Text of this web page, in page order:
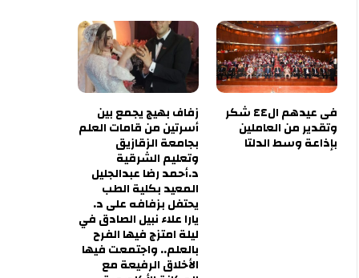
فى عيدهم ال٤٤ شكر
وتقدير من العاملين
بإذاعة وسط الدلتا
زفاف بهيج يجمع بين
أسرتين من قامات العلم
بجامعة الزقازيق
وتعليم الشرقية
د.أحمد رضا عبدالجليل
المعيد بكلية الطب
يحتفل بزفافه على د.
يارا علاء نبيل الصادق في
ليلة امتزج فيها الفرح
بالعلم.. واجتمعت فيها
الأخلاق الرفيعة مع